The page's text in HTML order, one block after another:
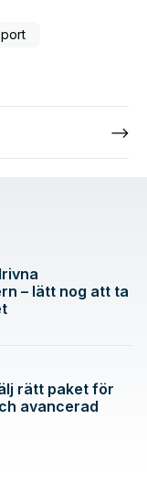
– lätt nog att ta
rätt paket för
avancerad